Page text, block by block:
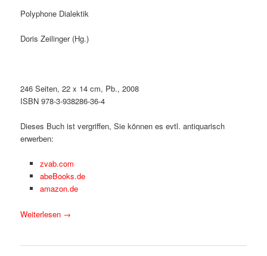
Polyphone Dialektik
Doris Zeilinger (Hg.)
246 Seiten, 22 x 14 cm, Pb., 2008
ISBN 978-3-938286-36-4
Dieses Buch ist vergriffen, Sie können es evtl. antiquarisch
erwerben:
zvab.com
abeBooks.de
amazon.de
Weiterlesen →